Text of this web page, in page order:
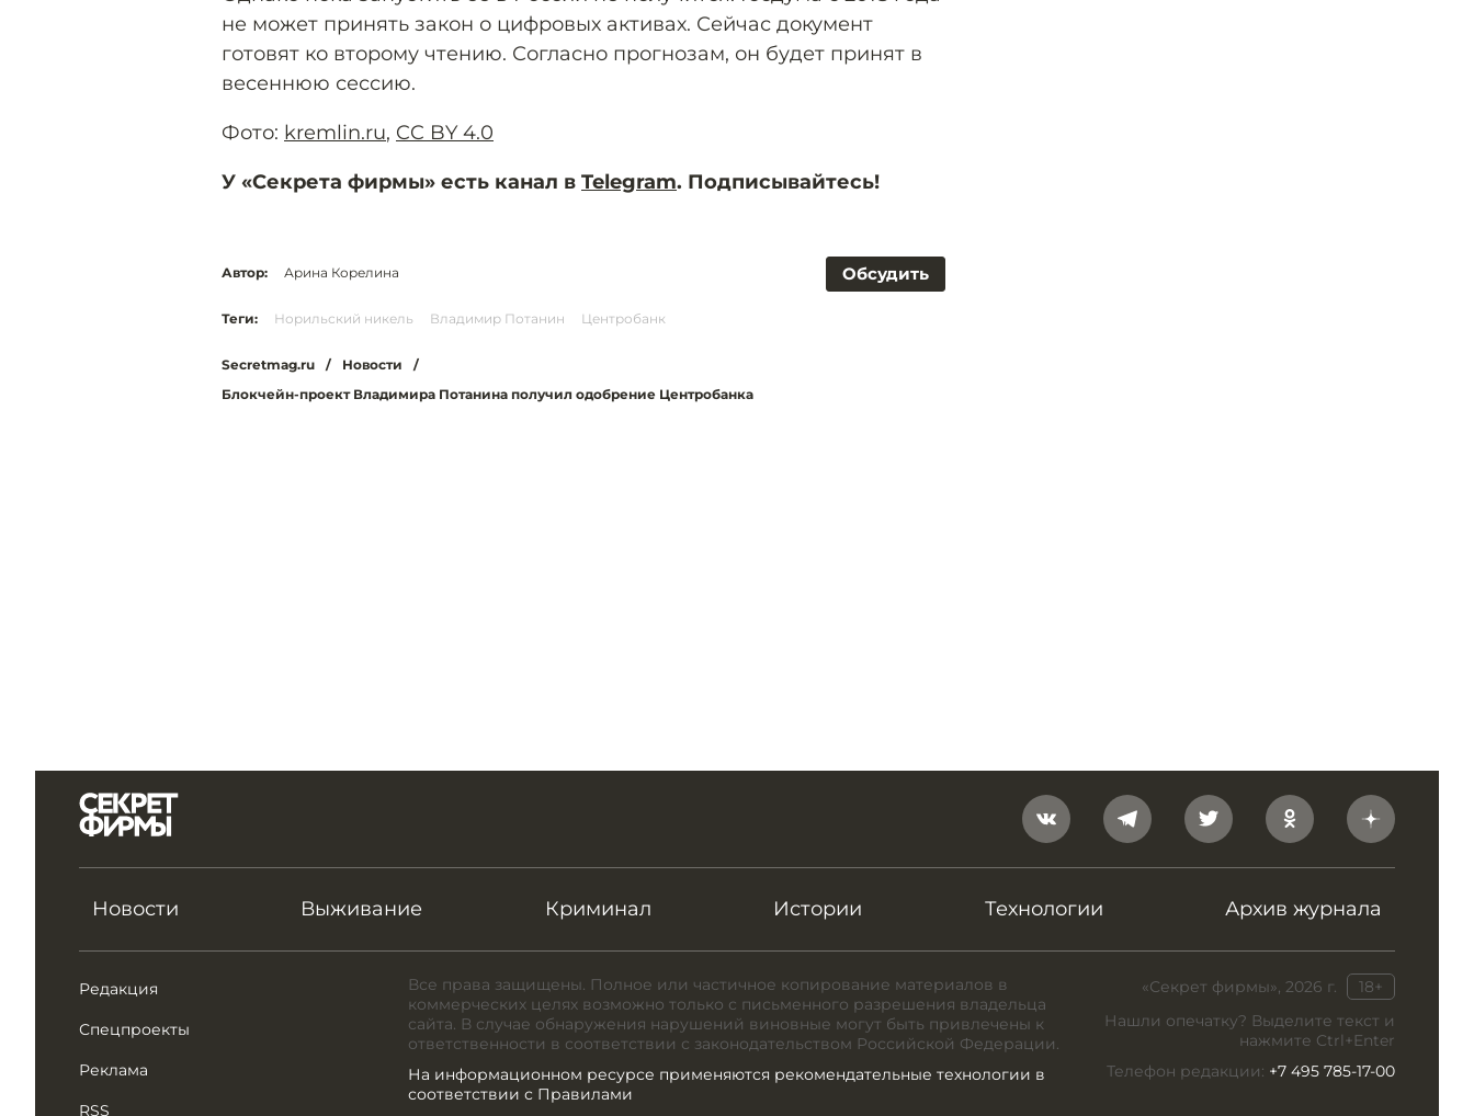
не может принять закон о цифровых активах. Сейчас документ
готовят ко второму чтению. Согласно прогнозам, он будет принят в
весеннюю сессию.
Фото: kremlin.ru, CC BY 4.0
У «Секрета фирмы» есть канал в Telegram. Подписывайтесь!
Обсудить
Автор: Арина Корелина
Теги: Норильский никель Владимир Потанин Центробанк
Secretmag.ru / Новости
/
Блокчейн-проект Владимира Потанина получил одобрение Центробанка
Новости Выживание Криминал Истории Технологии Архив журнала
Редакция
Спецпроекты
Реклама
RSS
«Секрет фирмы», 2026 г.
18+
Нашли опечатку? Выделите текст и
нажмите Ctrl+Enter
Телефон редакции: +7 495 785-17-00
Все права защищены. Полное или частичное копирование материалов в
коммерческих целях возможно только с письменного разрешения владельца
сайта. В случае обнаружения нарушений виновные могут быть привлечены к
ответственности в соответствии с законодательством Российской Федерации.
На информационном ресурсе применяются рекомендательные технологии в
соответствии с Правилами